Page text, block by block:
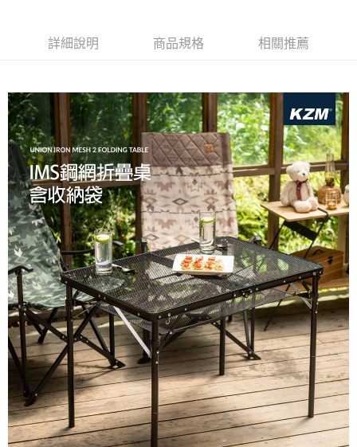
付款後全家取貨
7-11取貨付款
每筆NT$60，滿NT$490(含以上)免運費
付款後7-11取貨
每筆NT$60，滿NT$490(含以上)免運費
宅配
每筆NT$80，滿NT$490(含以上)免運費
離島宅配
每筆NT$80，滿NT$490(含以上)免運費
付款後門市自取
免運費
詳細說明 商品規格 相關推薦